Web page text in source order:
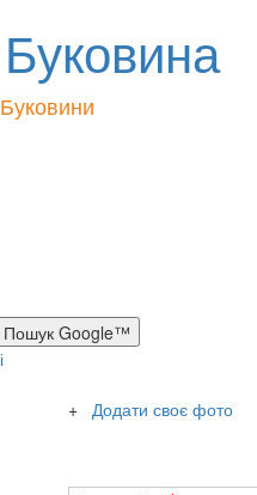
+ Додати своє фото